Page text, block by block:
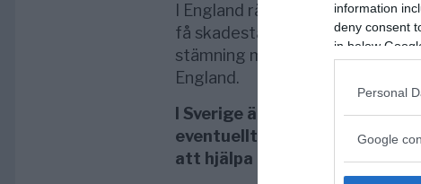
information
deny consent
in below
Personal
Google
I England räknar en grupp
få skadestånd motsvarande
stämning mot
GlaxoSmithKline
England.
I Sverige är ett saboterat
eventuellt en ursäkt från en
att hjälpa de som anmälde